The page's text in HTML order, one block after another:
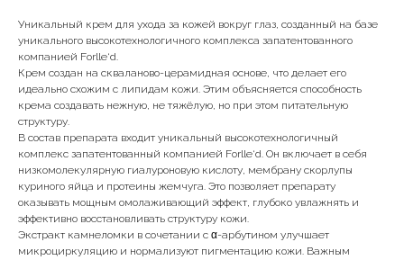
Уникальный крем для ухода за кожей вокруг глаз, созданный на базе
уникального высокотехнологичного комплекса запатентованного
компанией Forlle‘d.
Крем создан на скваланово-церамидная основе, что делает его
идеально схожим с липидам кожи. Этим объясняется способность
крема создавать нежную, не тяжёлую, но при этом питательную
структуру.
В состав препарата входит уникальный высокотехнологичный
комплекс запатентованный компанией Forlle‘d. Он включает в себя
низкомолекулярную гиалуроновую кислоту, мембрану скорлупы
куриного яйца и протеины жемчуга. Это позволяет препарату
оказывать мощным омолаживающий эффект, глубоко увлажнять и
эффективно восстановливать структуру кожи.
Экстракт камнеломки в сочетании с α-арбутином улучшает
микроциркуляцию и нормализуют пигментацию кожи. Важным